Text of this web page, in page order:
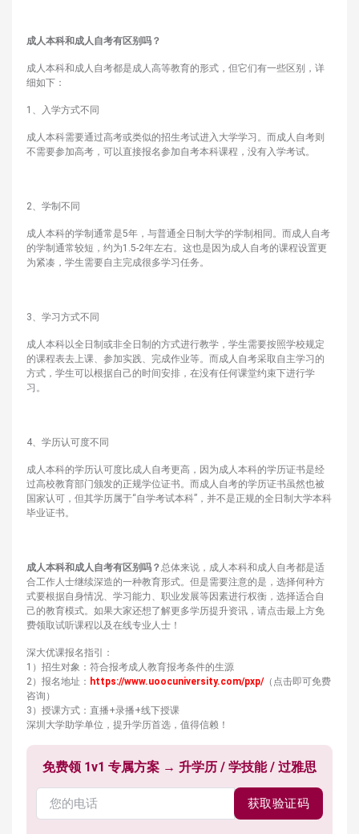
成人本科和成人自考有区别吗？
成人本科和成人自考都是成人高等教育的形式，但它们有一些区别，详
细如下：
1、入学方式不同
成人本科需要通过高考或类似的招生考试进入大学学习。而成人自考则
不需要参加高考，可以直接报名参加自考本科课程，没有入学考试。
2、学制不同
成人本科的学制通常是5年，与普通全日制大学的学制相同。而成人自考
的学制通常较短，约为1.5-2年左右。这也是因为成人自考的课程设置更
为紧凑，学生需要自主完成很多学习任务。
3、学习方式不同
成人本科以全日制或非全日制的方式进行教学，学生需要按照学校规定
的课程表去上课、参加实践、完成作业等。而成人自考采取自主学习的
方式，学生可以根据自己的时间安排，在没有任何课堂约束下进行学
习。
4、学历认可度不同
成人本科的学历认可度比成人自考更高，因为成人本科的学历证书是经
过高校教育部门颁发的正规学位证书。而成人自考的学历证书虽然也被
国家认可，但其学历属于“自学考试本科”，并不是正规的全日制大学本科
毕业证书。
成人本科和成人自考有区别吗？ 总体来说，成人本科和成人自考都是适
合工作人士继续深造的一种教育形式。但是需要注意的是，选择何种方
式要根据自身情况、学习能力、职业发展等因素进行权衡，选择适合自
己的教育模式。如果大家还想了解更多学历提升资讯，请点击最上方免
费领取试听课程以及在线专业人士！
深大优课报名指引：
1）招生对象：符合报考成人教育报考条件的生源
2）报名地址： https://www.uoocuniversity.com/pxp/（点击即可免费
咨询）
3）授课方式：直播+录播+线下授课
深圳大学助学单位，提升学历首选，值得信赖！
免费领 1v1 专属方案 → 升学历 / 学技能 / 过雅思
获取验证码